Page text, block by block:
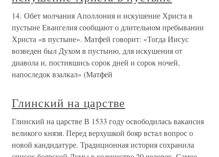
14. Обет молчания Аполлония и искушение Христа в
пустыне Евангелия сообщают о длительном пребывании
Христа «в пустыне». Матфей говорит: «Тогда Иисус
возведен был Духом в пустыню, для искушения от
диавола и, постившись сорок дней и сорок ночей,
напоследок взалкал» (Матфей
Глинский на царстве
Глинский на царстве В 1533 году освободилась вакансия
великого князя. Перед верхушкой бояр встал вопрос о
новой кандидатуре. Традиционная история сохранила